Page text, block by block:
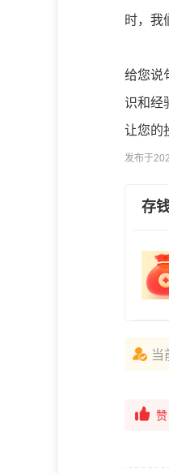
时，我
给您说
识和经
让您的
发布于
存
当
赞